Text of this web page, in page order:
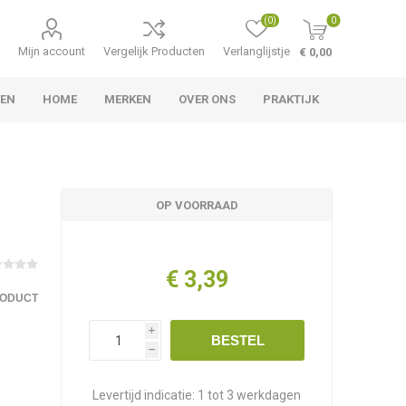
Mijn account Vergelijk Producten Verlanglijstje
(0) 0
€ 0,00
HOME MERKEN OVER ONS PRAKTIJK
OP VOORRAAD
€ 3,39
i
h
BESTEL
Levertijd indicatie: 1 tot 3 werkdagen